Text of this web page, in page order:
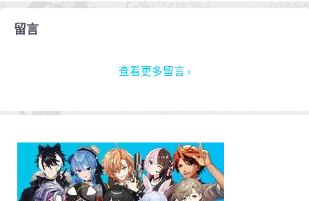
留言
查看更多留言 ›